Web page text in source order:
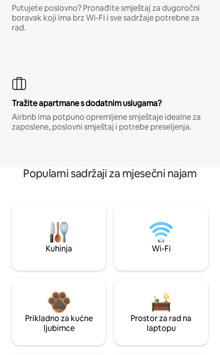
Putujete poslovno? Pronađite smještaj za dugoročni
boravak koji ima brz Wi-Fi i sve sadržaje potrebne za
rad.
Tražite apartmane s dodatnim uslugama?
Airbnb ima potpuno opremljene smještaje idealne za
zaposlene, poslovni smještaj i potrebe preseljenja.
Popularni sadržaji za mjesečni najam
Kuhinja Wi-Fi
Prikladno za kućne
ljubimce
Prostor za rad na
laptopu